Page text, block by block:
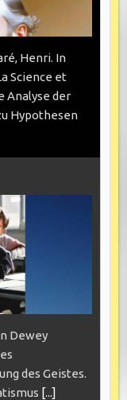
Henri. In
Science et
Analyse der
Hypothesen
Dewey
des Geistes.
[...]